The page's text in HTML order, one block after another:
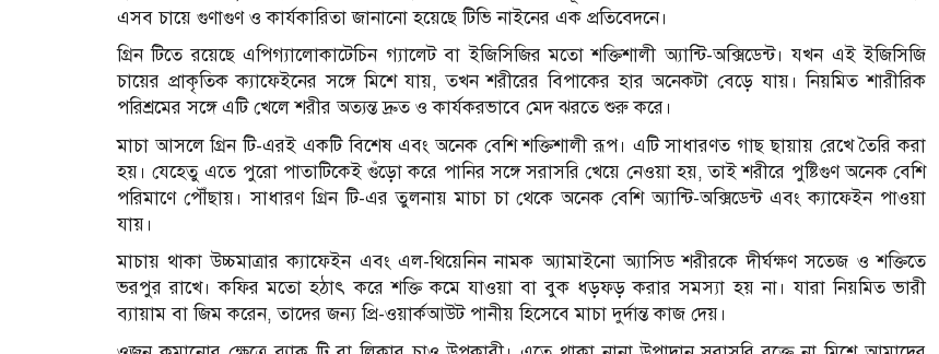
এসব চায়ে গুণাগুণ ও কার্যকারিতা জানানো হয়েছে টিভি নাইনের এক প্রতিবেদনে।
গ্রিন টিতে রয়েছে এপিগ্যালোকাটেচিন গ্যালেট বা ইজিসিজির মতো শক্তিশালী অ্যান্টি-অক্সিডেন্ট। যখন এই ইজিসিজি
চায়ের প্রাকৃতিক ক্যাফেইনের সঙ্গে মিশে যায়, তখন শরীরের বিপাকের হার অনেকটা বেড়ে যায়। নিয়মিত শারীরিক
পরিশ্রমের সঙ্গে এটি খেলে শরীর অত্যন্ত দ্রুত ও কার্যকরভাবে মেদ ঝরতে শুরু করে।
মাচা আসলে গ্রিন টি-এরই একটি বিশেষ এবং অনেক বেশি শক্তিশালী রূপ। এটি সাধারণত গাছ ছায়ায় রেখে তৈরি করা
হয়। যেহেতু এতে পুরো পাতাটিকেই গুঁড়ো করে পানির সঙ্গে সরাসরি খেয়ে নেওয়া হয়, তাই শরীরে পুষ্টিগুণ অনেক বেশি
পরিমাণে পৌঁছায়। সাধারণ গ্রিন টি-এর তুলনায় মাচা চা থেকে অনেক বেশি অ্যান্টি-অক্সিডেন্ট এবং ক্যাফেইন পাওয়া
যায়।
মাচায় থাকা উচ্চমাত্রার ক্যাফেইন এবং এল-থিয়েনিন নামক অ্যামাইনো অ্যাসিড শরীরকে দীর্ঘক্ষণ সতেজ ও শক্তিতে
ভরপুর রাখে। কফির মতো হঠাৎ করে শক্তি কমে যাওয়া বা বুক ধড়ফড় করার সমস্যা হয় না। যারা নিয়মিত ভারী
ব্যায়াম বা জিম করেন, তাদের জন্য প্রি-ওয়ার্কআউট পানীয় হিসেবে মাচা দুর্দান্ত কাজ দেয়।